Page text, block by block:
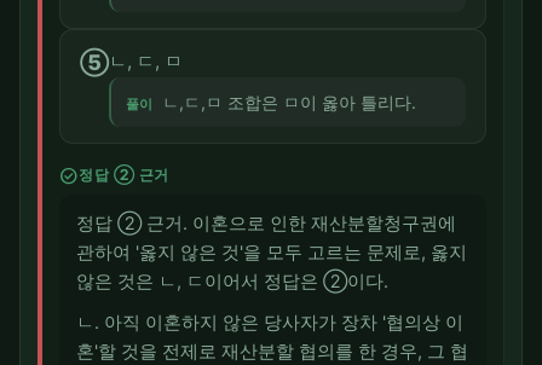
⑤ㄴ, ㄷ, ㅁ
풀이 ㄴ,ㄷ,ㅁ 조합은 ㅁ이 옳아 틀리다.
check_circle정답 ② 근거
정답 ② 근거. 이혼으로 인한 재산분할청구권에
관하여 '옳지 않은 것'을 모두 고르는 문제로, 옳지
않은 것은 ㄴ, ㄷ이어서 정답은 ②이다.
ㄴ. 아직 이혼하지 않은 당사자가 장차 '협의상 이
혼'할 것을 전제로 재산분할 협의를 한 경우, 그 협